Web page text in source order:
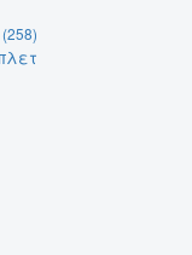
(258)